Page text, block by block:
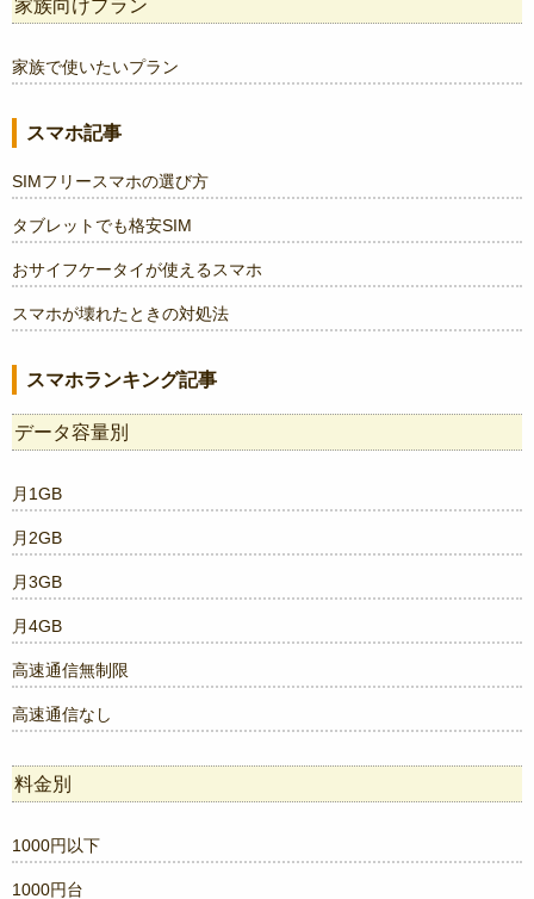
家族向けプラン
家族で使いたいプラン
スマホ記事
SIMフリースマホの選び方
タブレットでも格安SIM
おサイフケータイが使えるスマホ
スマホが壊れたときの対処法
スマホランキング記事
データ容量別
月1GB
月2GB
月3GB
月4GB
高速通信無制限
高速通信なし
料金別
1000円以下
1000円台